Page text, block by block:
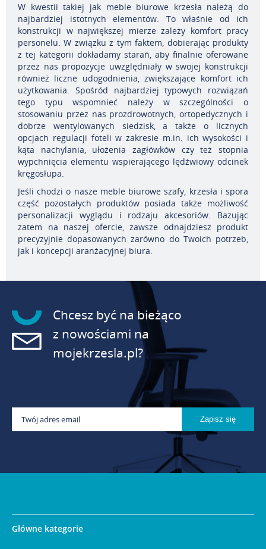
W kwestii takiej jak meble biurowe krzesła należą do
najbardziej istotnych elementów. To właśnie od ich
konstrukcji w największej mierze zależy komfort pracy
personelu. W związku z tym faktem, dobierając produkty
z tej kategorii dokładamy starań, aby finalnie oferowane
przez nas propozycje uwzględniały w swojej konstrukcji
również liczne udogodnienia, zwiększające komfort ich
użytkowania. Spośród najbardziej typowych rozwiązań
tego typu wspomnieć należy w szczególności o
stosowaniu przez nas prozdrowotnych, ortopedycznych i
dobrze wentylowanych siedzisk, a także o licznych
opcjach regulacji foteli w zakresie m.in. ich wysokości i
kąta nachylania, ułożenia zagłówków czy też stopnia
wypchnięcia elementu wspierającego lędźwiowy odcinek
kręgosłupa.
Jeśli chodzi o nasze meble biurowe szafy, krzesła i spora
część pozostałych produktów posiada także możliwość
personalizacji wyglądu i rodzaju akcesoriów. Bazując
zatem na naszej ofercie, zawsze odnajdziesz produkt
precyzyjnie dopasowanych zarówno do Twoich potrzeb,
jak i koncepcji aranżacyjnej biura.
Chcesz być na bieżąco
z nowościami na
mojekrzesla.pl?
Główne kategorie